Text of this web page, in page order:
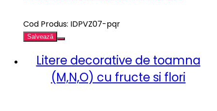
Cod Produs: IDPVZ07-pqr
Salvează
Litere decorative de toamna
(M,N,O) cu fructe si flori